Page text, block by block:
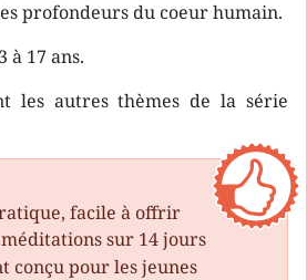
profondeurs du coeur humain.
à 17 ans.
les autres thèmes de la série
facile à offrir
sur 14 jours
conçu pour les jeunes